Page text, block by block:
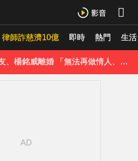
律師詐慈濟10億 即時 熱門 生活
快訊／方志友、楊銘威離婚 「無法再做情人、永遠是家人」
富婆砸錢拍短劇塞60場吻戲！男星爆「開房被包養」 親上火線揭真相